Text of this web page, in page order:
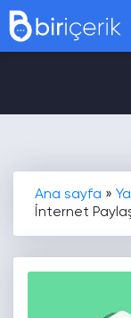
Ana sayfa »
İnternet